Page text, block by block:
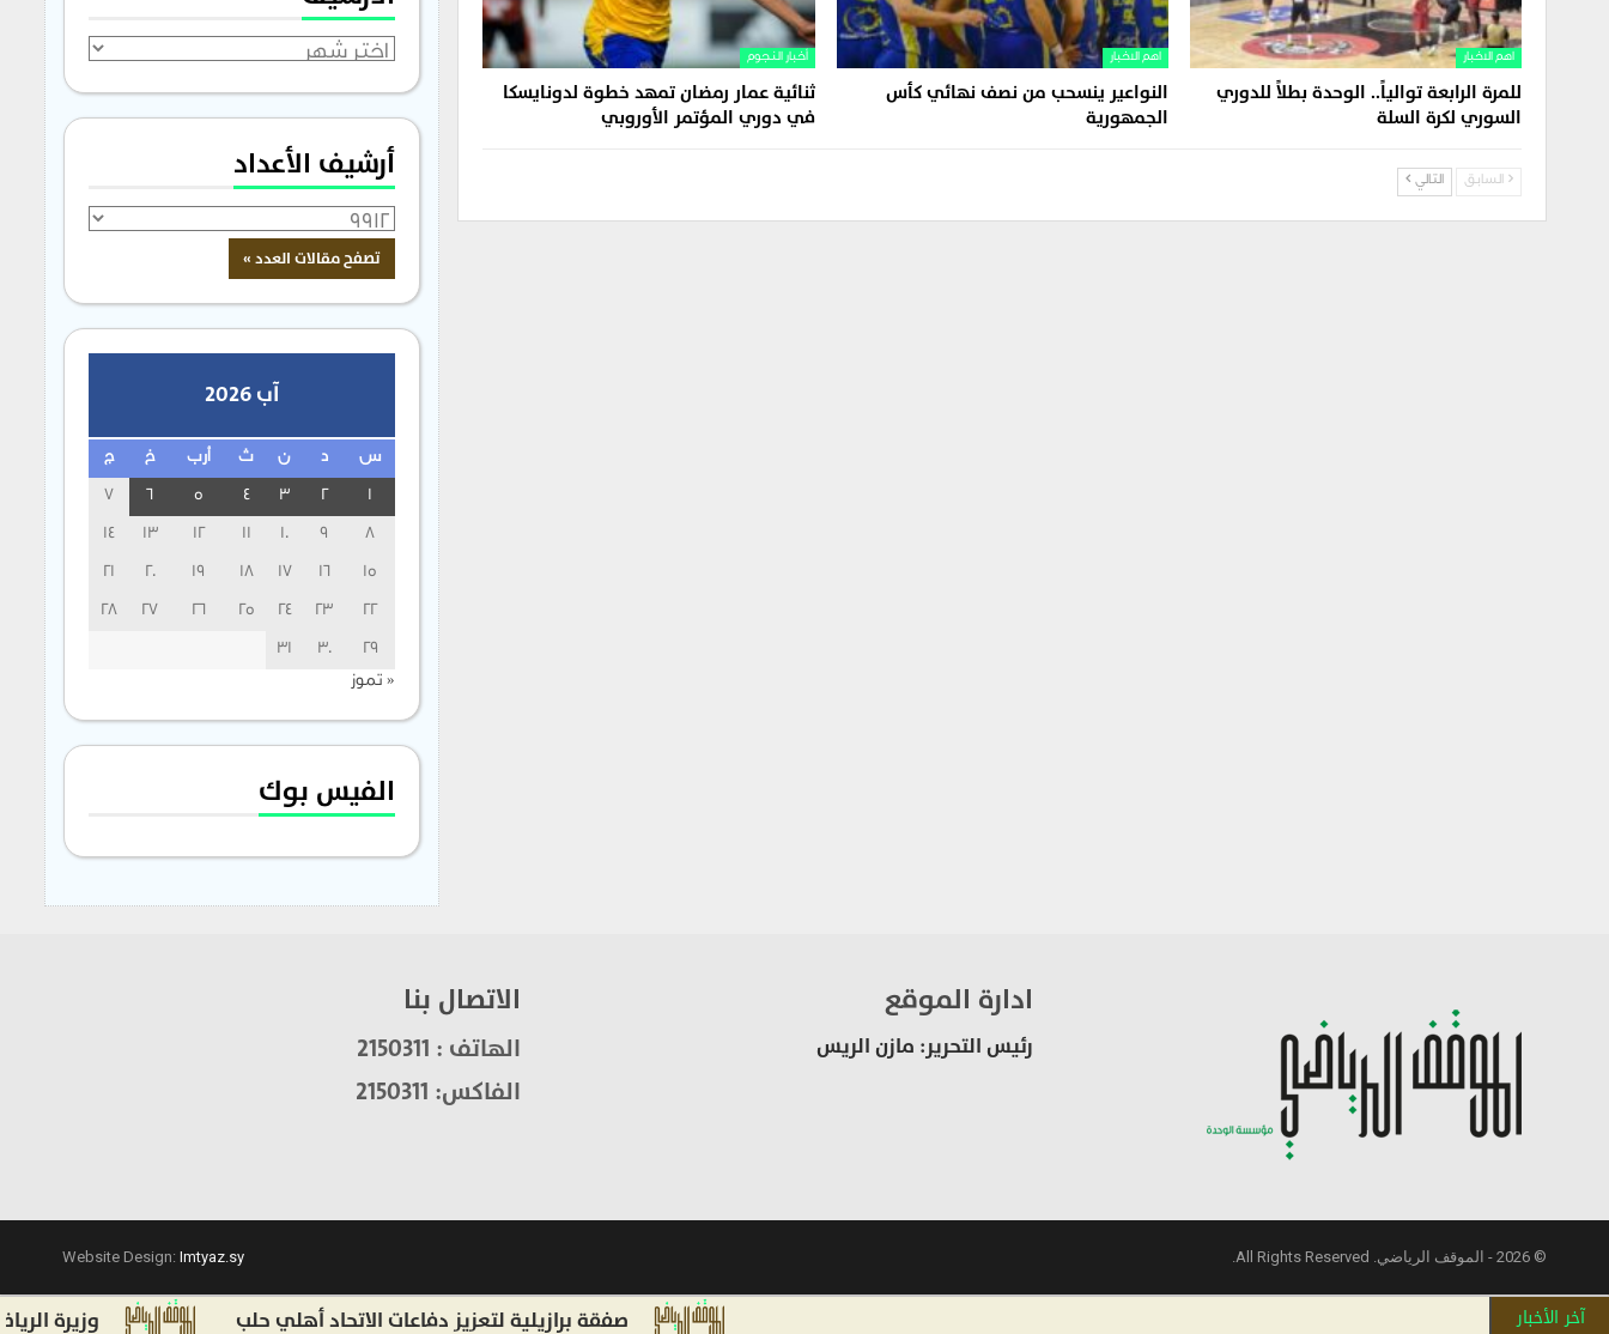
اهم الاخبار
للمرة الرابعة توالياً.. الوحدة بطلاً للدوري
السوري لكرة السلة
اهم الاخبار
النواعير ينسحب من نصف نهائي كأس
الجمهورية
أخبار النجوم
ثنائية عمار رمضان تمهد خطوة لدونايسكا
في دوري المؤتمر الأوروبي
السابق التالي
الأرشيف
أرشيف الأعداد
آب 2026
س د ن ث أرب خ ج
1
2
3
4
5
6
7
8
9
10
11
12
13
14
15
16
17
18
19
20
21
22
23
24
25
26
27
28
29
30
31
« تموز
الفيس بوك
ادارة الموقع
رئيس التحرير: مازن الريس
الاتصال بنا
الهاتف : 2150311
الفاكس: 2150311
© 2026 - الموقف الرياضي. All Rights Reserved. Website Design: Imtyaz.sy
آخر الأخبار صفقة برازيلية لتعزيز دفاعات الاتحاد أهلي حلب وزيرة الرياضة